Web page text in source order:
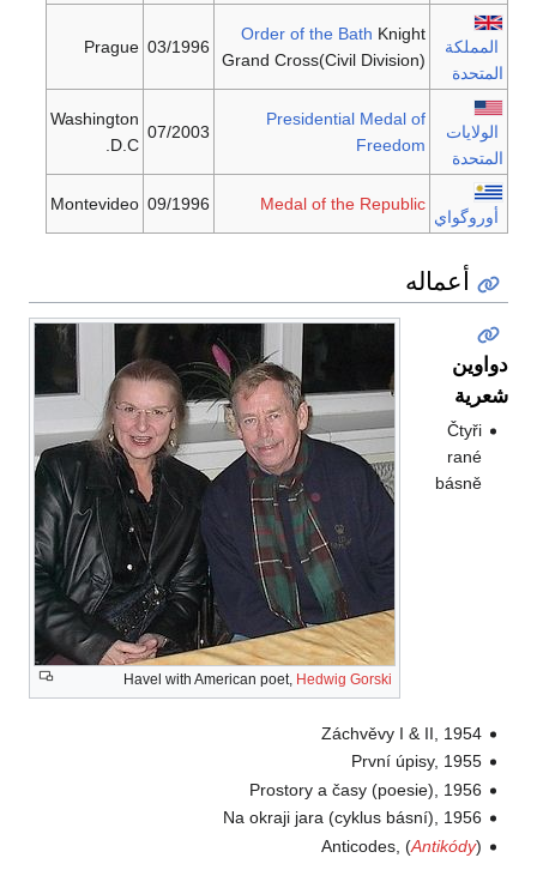
المملكة
المتحدة
Order of the Bath Knight
Grand Cross(Civil Division)
03/1996
Prague
الولايات
المتحدة
Presidential Medal of
Freedom
07/2003
Washington
D.C.
أوروگواي
Medal of the Republic
09/1996
Montevideo
أعماله
Havel with American poet, Hedwig Gorski
دواوين
شعرية
Čtyři
rané
básně
Záchvěvy I & II, 1954
První úpisy, 1955
Prostory a časy (poesie), 1956
Na okraji jara (cyklus básní), 1956
Anticodes, (Antikódy)